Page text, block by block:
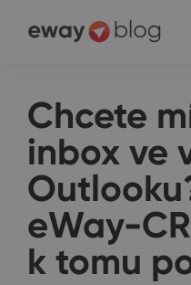
Chcete
inbox ve
eWay-
k tomu